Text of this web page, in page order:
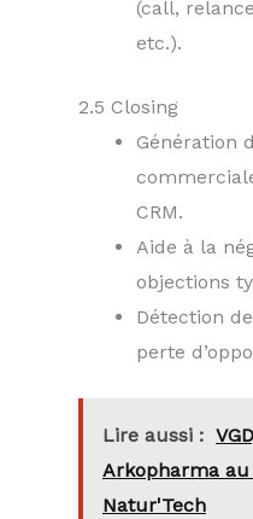
(call,
etc.).
2.5 Closing
Génération
CRM.
Aide à la
objections
Détection
perte
Lire aussi :
Arkopharma
Natur'Tech